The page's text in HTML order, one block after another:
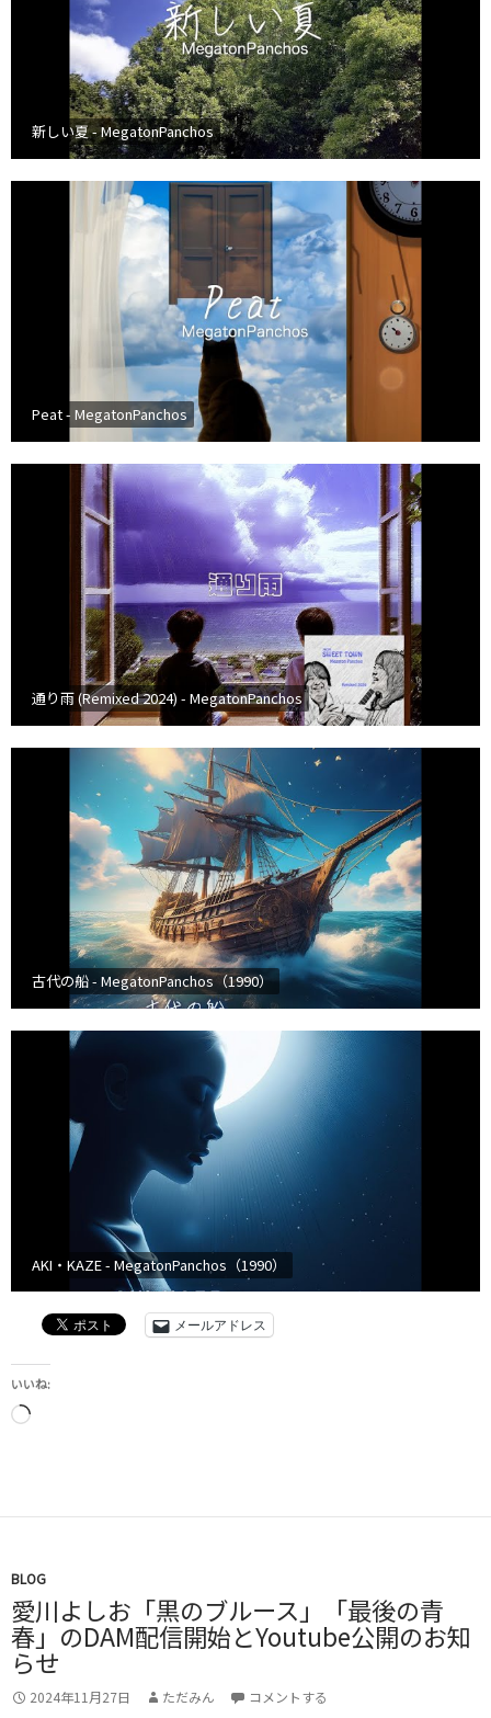
新しい夏 - MegatonPanchos
Peat - MegatonPanchos
通り雨 (Remixed 2024) - MegatonPanchos
古代の船 - MegatonPanchos（1990）
AKI・KAZE - MegatonPanchos（1990）
メールアドレス
いいね:
読
中…
BLOG
愛川よしお「黒のブルース」「最後の青
春」のDAM配信開始とYoutube公開のお知
らせ
2024年11月27日 ただみん コメントする